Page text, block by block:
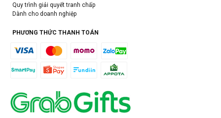
Quy trình giải quyết tranh chấp
Dành cho doanh nghiệp
PHƯƠNG THỨC THANH TOÁN